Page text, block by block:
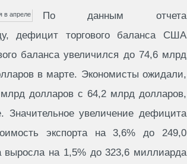
По данным отчета
дефицит торгового баланса США
баланса увеличился до 74,6 млрд
в марте. Экономисты ожидали,
долларов с 64,2 млрд долларов,
увеличение дефицита
экспорта на 3,6% до 249,0
выросла на 1,5% до 323,6 миллиарда